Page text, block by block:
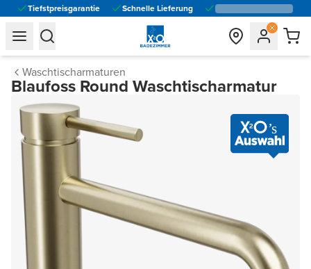
Tiefstpreisgarantie Schnelle Lieferung
general.navigation.toggle_menu.label
general.navigation.toggle_menu.label
Waschtischarmaturen
Blaufoss Round Waschtischarmatur